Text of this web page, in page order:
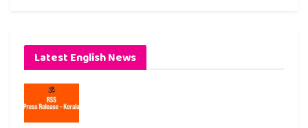
Latest English News